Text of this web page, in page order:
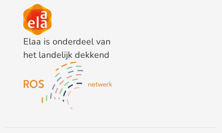
Elaa is onderdeel van
het landelijk dekkend